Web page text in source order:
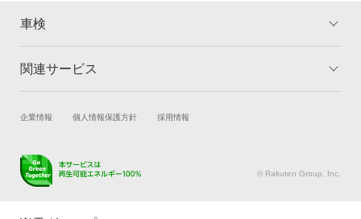
車検
トップ
車検の基礎知識 キャンペーン一覧
関連サービス
試乗・商談 新車購入
キズ修理予約
メンテナンス管理
企業情報 個人情報保護方針 採用情報
© Rakuten Group, Inc.